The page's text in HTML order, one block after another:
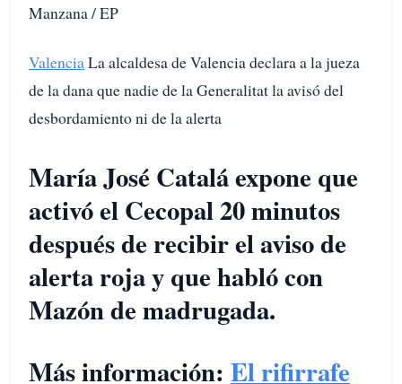
Manzana / EP
ValenciaLa alcaldesa de Valencia declara a la jueza
de la dana que nadie de la Generalitat la avisó del
desbordamiento ni de la alerta
María José Catalá expone que
activó el Cecopal 20 minutos
después de recibir el aviso de
alerta roja y que habló con
Mazón de madrugada.
Más información: El rifirrafe